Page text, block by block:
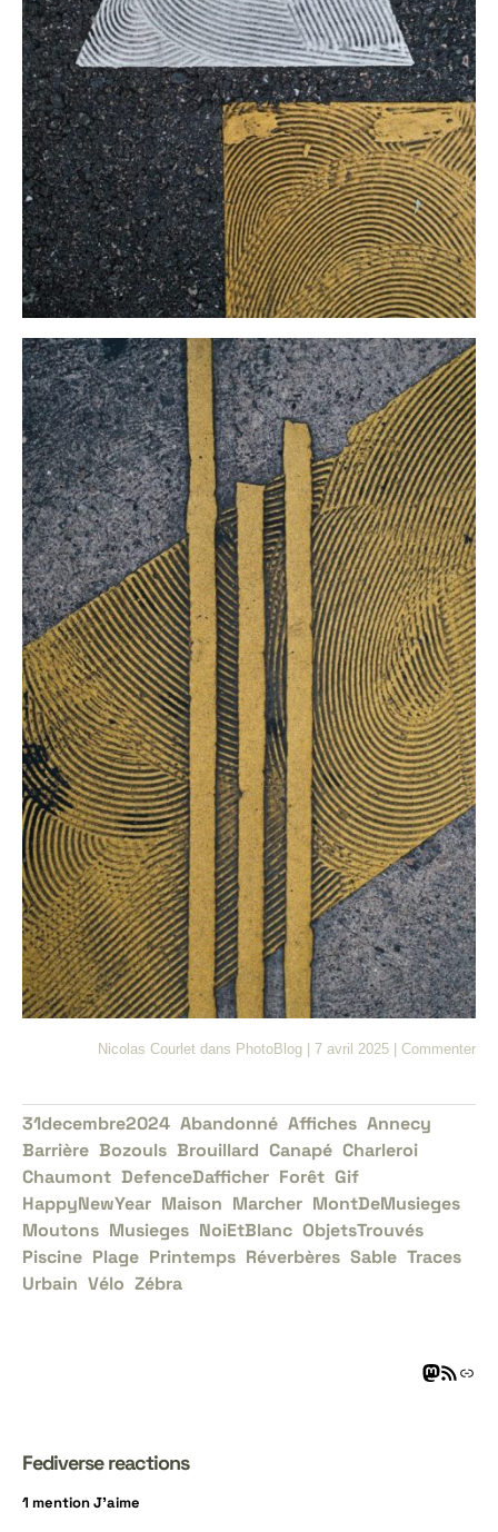
Nicolas Courlet dans PhotoBlog 7 avril 2025 Commenter
31decembre2024 Abandonné Affiches Annecy
Barrière Bozouls Brouillard Canapé Charleroi
Chaumont DefenceDafficher Forêt Gif
HappyNewYear Maison Marcher MontDeMusieges
Moutons Musieges NoiEtBlanc ObjetsTrouvés
Piscine Plage Printemps Réverbères Sable Traces
Urbain Vélo Zébra
Fediverse reactions
1 mention J’aime